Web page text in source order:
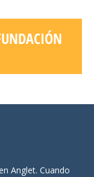
Anglet. Cuando